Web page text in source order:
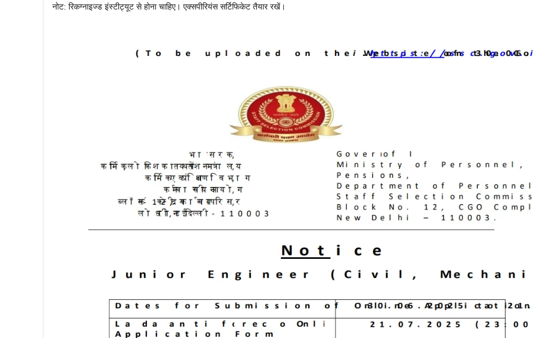
नोट: रिकग्नाइज्ड इंस्टीट्यूट से होना चाहिए। एक्सपीरियंस सर्टिफिकेट तैयार रखें।